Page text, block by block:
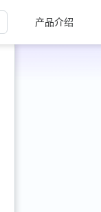
产品介绍